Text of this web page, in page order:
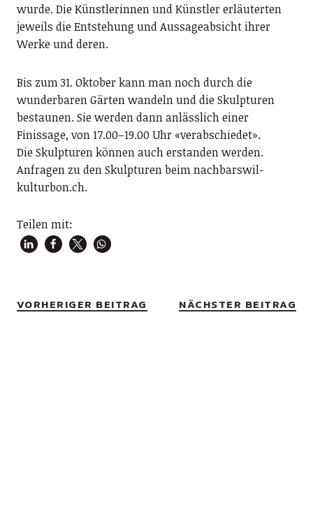
wurde. Die Künstlerinnen und Künstler erläuterten
jeweils die Entstehung und Aussageabsicht ihrer
Werke und deren.
Bis zum 31. Oktober kann man noch durch die
wunderbaren Gärten wandeln und die Skulpturen
bestaunen. Sie werden dann anlässlich einer
Finissage, von 17.00–19.00 Uhr «verabschiedet».
Die Skulpturen können auch erstanden werden.
Anfragen zu den Skulpturen beim nachbarswil-
kulturbon.ch.
Teilen mit:
VORHERIGER BEITRAG NÄCHSTER BEITRAG